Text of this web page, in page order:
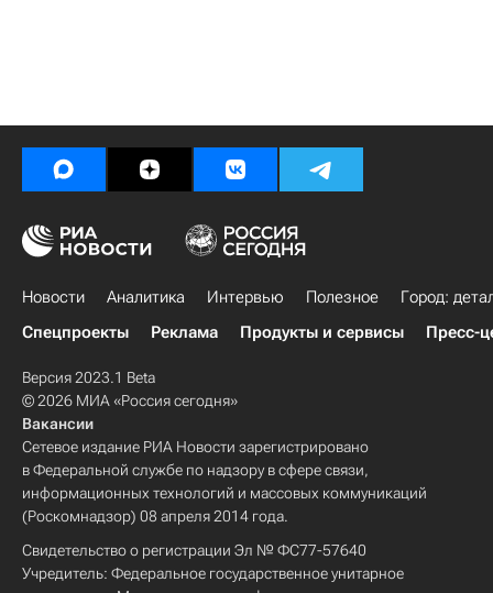
Новости Аналитика Интервью Полезное
Город:
Спецпроекты
Реклама Продукты и сервисы Пресс-
Версия 2023.1 Beta
© 2026 МИА «Россия сегодня»
Вакансии
Сетевое издание РИА Новости зарегистрировано
в Федеральной службе по надзору в сфере связи,
информационных технологий и массовых коммуникаций
(Роскомнадзор) 08 апреля 2014 года.
Свидетельство о регистрации Эл № ФС77-57640
Учредитель: Федеральное государственное унитарное